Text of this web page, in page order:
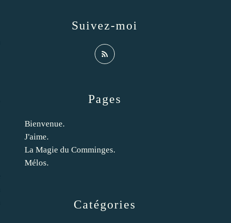
Catégories
Pages
Bienvenue.
J'aime.
La Magie du Comminges.
Mélos.
Suivez-moi